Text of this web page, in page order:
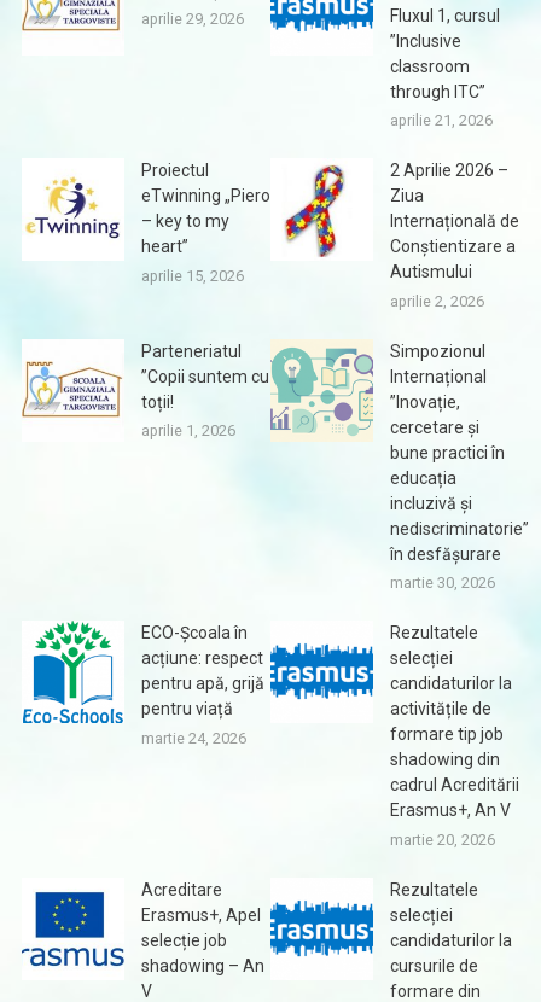
aprilie 29, 2026
Fluxul 1, cursul
”Inclusive
classroom
through ITC”
aprilie 21, 2026
Proiectul
eTwinning „Piero
– key to my
heart”
aprilie 15, 2026
2 Aprilie 2026 –
Ziua
Internațională de
Conștientizare a
Autismului
aprilie 2, 2026
Parteneriatul
”Copii suntem cu
toții!
aprilie 1, 2026
Simpozionul
Internațional
”Inovație,
cercetare și
bune practici în
educația
incluzivă și
nediscriminatorie”
în desfășurare
martie 30, 2026
ECO-Școala în
acțiune: respect
pentru apă, grijă
pentru viață
martie 24, 2026
Rezultatele
selecției
candidaturilor la
activitățile de
formare tip job
shadowing din
cadrul Acreditării
Erasmus+, An V
martie 20, 2026
Acreditare
Erasmus+, Apel
selecție job
shadowing – An
V
Rezultatele
selecției
candidaturilor la
cursurile de
formare din